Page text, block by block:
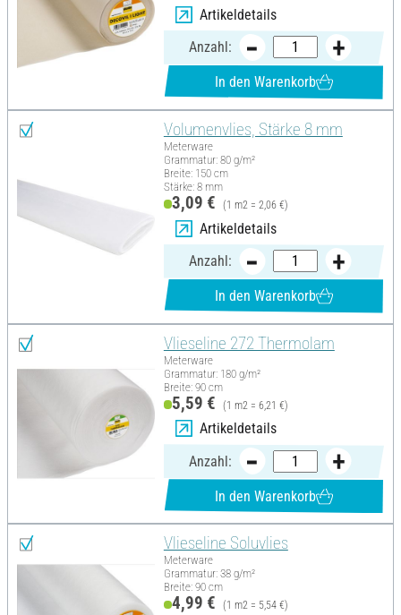
Artikeldetails
Anzahl:
In den Warenkorb
Volumenvlies, Stärke 8 mm
Meterware
Grammatur: 80 g/m²
Breite: 150 cm
Stärke: 8 mm
3,09 € (1 m2 = 2,06 €)
Artikeldetails
Anzahl:
In den Warenkorb
Vlieseline 272 Thermolam
Meterware
Grammatur: 180 g/m²
Breite: 90 cm
5,59 € (1 m2 = 6,21 €)
Artikeldetails
Anzahl:
In den Warenkorb
Vlieseline Soluvlies
Meterware
Grammatur: 38 g/m²
Breite: 90 cm
4,99 € (1 m2 = 5,54 €)